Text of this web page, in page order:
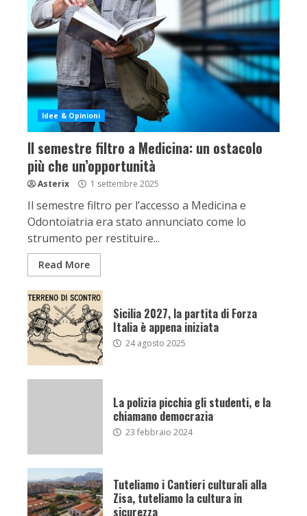
Idee & Opinioni
Il semestre filtro a Medicina: un ostacolo
più che un’opportunità
Asterix 1 settembre 2025
Il semestre filtro per l’accesso a Medicina e
Odontoiatria era stato annunciato come lo
strumento per restituire...
Read More
Sicilia 2027, la partita di Forza
Italia è appena iniziata
24 agosto 2025
La polizia picchia gli studenti, e la
chiamano democrazia
23 febbraio 2024
Tuteliamo i Cantieri culturali alla
Zisa, tuteliamo la cultura in
sicurezza